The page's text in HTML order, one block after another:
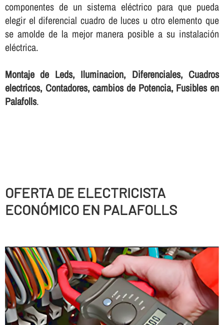
componentes de un sistema eléctrico para que pueda
elegir el diferencial cuadro de luces u otro elemento que
se amolde de la mejor manera posible a su instalación
eléctrica.
Montaje de Leds, Iluminacion, Diferenciales, Cuadros
electricos, Contadores, cambios de Potencia, Fusibles en
Palafolls.
OFERTA DE ELECTRICISTA
ECONÓMICO EN PALAFOLLS